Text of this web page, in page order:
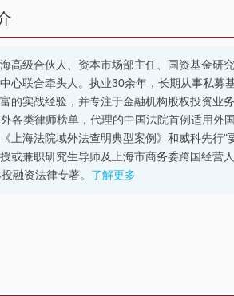
高级合伙人、资本市场部主任、国资基金研
心联合牵头人。执业30余年，长期从事私募
的实战经验，并专注于金融机构股权投资业
各类律师榜单，代理的中国法院首例适用外
上海法院域外法查明典型案例》和威科先行"
或兼职研究生导师及上海市商务委跨国经营
融资法律专著。 了解更多